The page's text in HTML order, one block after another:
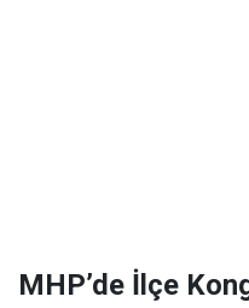
MHP’de İlçe